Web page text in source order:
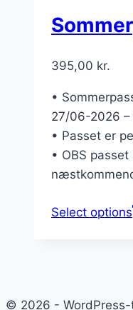
395,00 kr.
•
27/06-2026
• Passet er
• OBS
Select options
© 2026 -